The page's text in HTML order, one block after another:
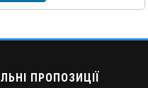
ПРОПОЗИЦІЇ